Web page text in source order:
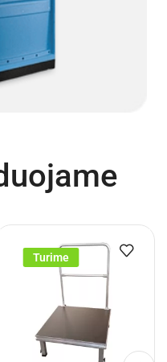
Turime